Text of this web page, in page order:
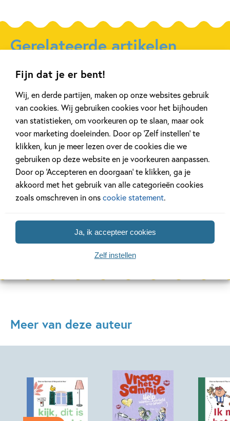
Fijn dat je er bent!
Wij, en derde partijen, maken op onze websites gebruik
van cookies. Wij gebruiken cookies voor het bijhouden
van statistieken, om voorkeuren op te slaan, maar ook
voor marketing doeleinden. Door op ‘Zelf instellen’ te
klikken, kun je meer lezen over de cookies die we
gebruiken op deze website en je voorkeuren aanpassen.
Door op ‘Accepteren en doorgaan’ te klikken, ga je
akkoord met het gebruik van alle categorieën cookies
zoals omschreven in onscookie statement.
Ja, ik accepteer cookies
Zelf instellen
Gerelateerde artikelen
11 JANUARI 2026
Ons Kinderpanel leest:
‘Marvel Superhelden’
22 DECEMBER 2025
Ons
‘Vraag het
Bekijk alle artikelen
Meer van deze auteur